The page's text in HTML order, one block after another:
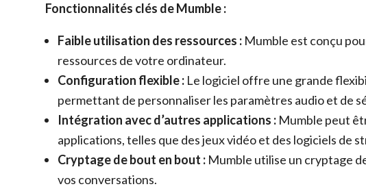
Fonctionnalités clés de Mumble :
Faible utilisation des ressources : Mumble est conçu
ressources de votre ordinateur.
Configuration flexible : Le logiciel offre une grande
permettant de personnaliser les paramètres audio et de
Intégration avec d’autres applications : Mumble peut
applications, telles que des jeux vidéo et des logiciels de
Cryptage de bout en bout : Mumble utilise un cryptage
vos conversations.